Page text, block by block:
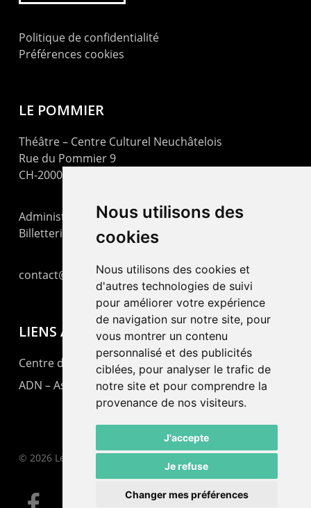
Nous utilisons des
cookies
Nous utilisons des cookies et
d'autres technologies de suivi
pour améliorer votre expérience
de navigation sur notre site, pour
vous montrer un contenu
personnalisé et des publicités
ciblées, pour analyser le trafic de
notre site et pour comprendre la
provenance de nos visiteurs.
J'accepte
Je refuse
Changer mes préférences
Politique de confidentialité
Préférences cookies
LE POMMIER
Théâtre – Centre Culturel Neuchâtelois
Rue du Pommier 9
CH-2000 Neuchâtel
Administration : +41 32 725 03 03
Billetterie : +41 32 725 05 05
contact@lepommier.ch
LIENS AMIS
Centre de culture ABC
ADN – Association Danse Neuchâtel
© 2026 Le Pommier.
facebook email